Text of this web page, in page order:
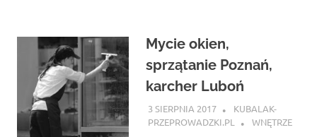
Mycie okien,
sprzątanie Poznań,
karcher Luboń
3 SIERPNIA 2017
KUBALAK-
PRZEPROWADZKI.PL
WNĘTRZE